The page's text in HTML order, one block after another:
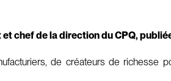
chef de la direction du CPQ,
de créateurs de richesse